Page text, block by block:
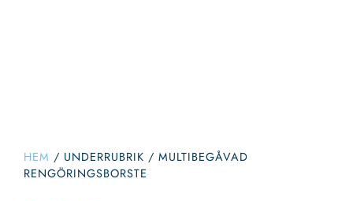
HEM / UNDERRUBRIK / MULTIBEGÅVAD
RENGÖRINGSBORSTE